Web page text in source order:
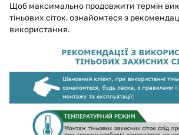
Щоб максимально продовжити термін
тіньових сіток, ознайомтеся з
використання.